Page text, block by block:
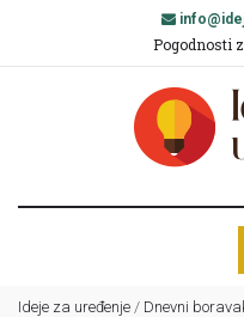
Pogodnosti
Ideje za uređenje / Dnevni